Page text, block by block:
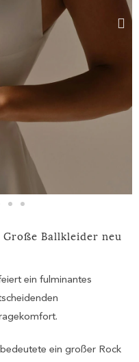
Ballkleider neu
ein fulminantes
bedeutete ein großer Rock